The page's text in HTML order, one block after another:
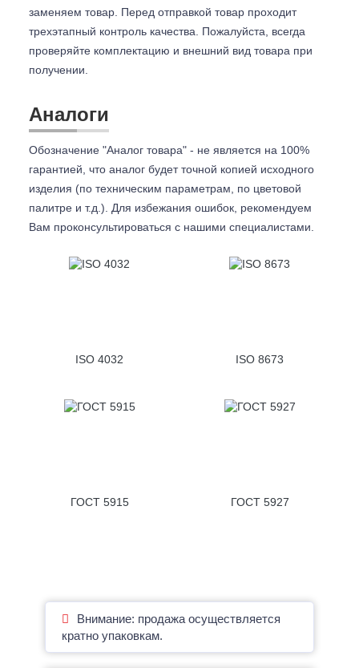
заменяем товар. Перед отправкой товар проходит
трехэтапный контроль качества. Пожалуйста, всегда
проверяйте комплектацию и внешний вид товара при
получении.
Аналоги
Обозначение "Аналог товара" - не является на 100%
гарантией, что аналог будет точной копией исходного
изделия (по техническим параметрам, по цветовой
палитре и т.д.). Для избежания ошибок, рекомендуем
Вам проконсультироваться с нашими специалистами.
ISO 4032 ISO 8673
ГОСТ 5915 ГОСТ 5927
Внимание: продажа осуществляется
кратно упаковкам.